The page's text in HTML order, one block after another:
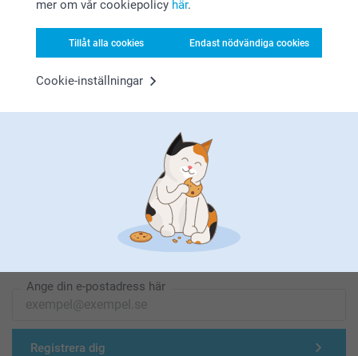
mer om vår cookiepolicy här.
Tillåt alla cookies Endast nödvändiga cookies
Cookie-inställningar
Letar du efter inspiration?
Förstklassig kundservice
Ange din e-postadress här
Registrera dig